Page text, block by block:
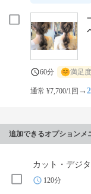
60分 満足
通常 ¥7,700/1回 →
追加できるオプションメ
カット・デジ
120分